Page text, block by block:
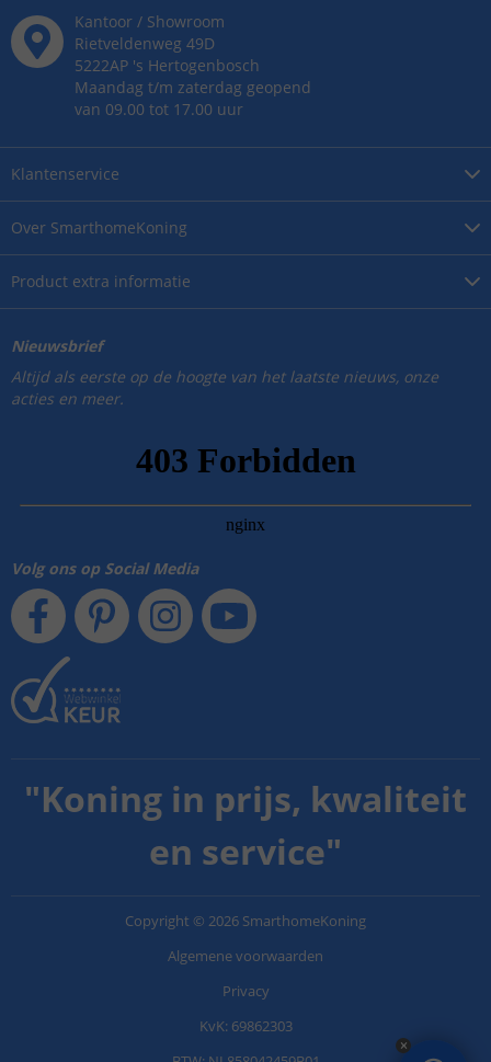
Over SmarthomeKoning
Product extra informatie
Klantenservice
Kantoor / Showroom
Rietveldenweg 49D
5222AP 's Hertogenbosch
Maandag t/m zaterdag geopend
van 09.00 tot 17.00 uur
Nieuwsbrief
Altijd als eerste op de hoogte van het laatste nieuws, onze
acties en meer.
Volg ons op Social Media
"Koning in prijs, kwaliteit
en service"
Copyright © 2026 SmarthomeKoning
Algemene voorwaarden
Privacy
KvK: 69862303